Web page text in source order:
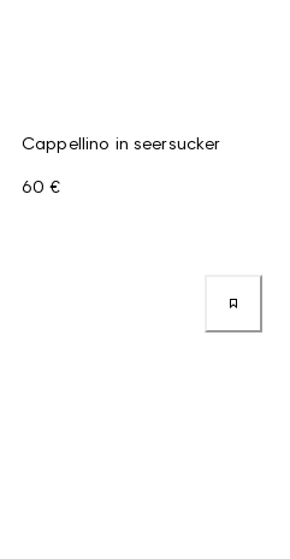
Cappellino in seersucker
60 €